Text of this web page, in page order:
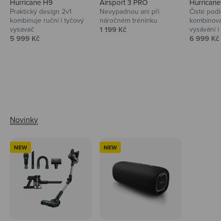
Hurricane H9
Praktický design 2v1
kombinuje ruční i tyčový
vysavač
Prodejní cena
5 999 Kč
Airsport 3 PRO
Nevypadnou ani při
náročném tréninku
Prodejní cena
1 199 Kč
Čisté
vysávání
Prodejní
6 999 Kč
NEW NEW